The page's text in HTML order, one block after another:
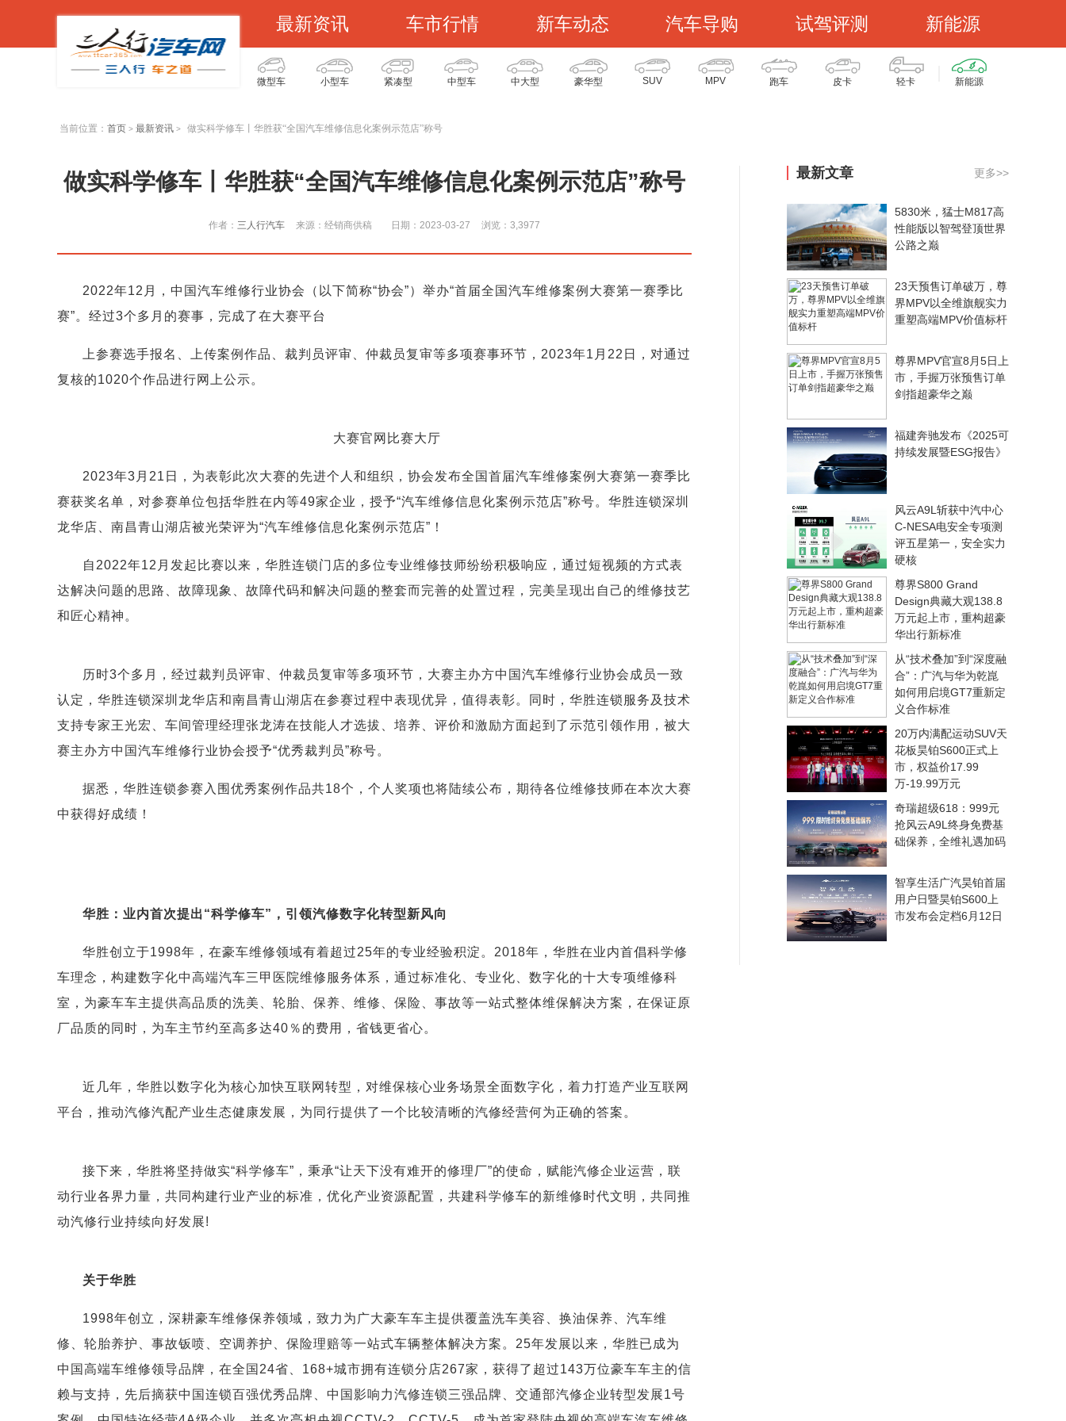
最新资讯 车市行情 新车动态 汽车导购 试驾评测 新能源
微型车 小型车 紧凑型 中型车 中大型 豪华型 SUV MPV 跑车 皮卡 轻卡 新能源
当前位置： 首页 > 最新资讯 > 做实科学修车丨华胜获“全国汽车维修信息化案例示范店”称号
做实科学修车丨华胜获“全国汽车维修信息化案例示范店”称号
作者： 三人行汽车 来源：经销商供稿 日期：2023-03-27 浏览：3,3977
2022年12月，中国汽车维修行业协会（以下简称“协会”）举办“首届全国汽车维修案例大赛第一赛季比
赛”。经过3个多月的赛事，完成了在大赛平台
上参赛选手报名、上传案例作品、裁判员评审、仲裁员复审等多项赛事环节，2023年1月22日，对通过
复核的1020个作品进行网上公示。
大赛官网比赛大厅
2023年3月21日，为表彰此次大赛的先进个人和组织，协会发布全国首届汽车维修案例大赛第一赛季比
赛获奖名单，对参赛单位包括华胜在内等49家企业，授予“汽车维修信息化案例示范店”称号。华胜连锁深圳
龙华店、南昌青山湖店被光荣评为“汽车维修信息化案例示范店”！
自2022年12月发起比赛以来，华胜连锁门店的多位专业维修技师纷纷积极响应，通过短视频的方式表
达解决问题的思路、故障现象、故障代码和解决问题的整套而完善的处置过程，完美呈现出自己的维修技艺
和匠心精神。
历时3个多月，经过裁判员评审、仲裁员复审等多项环节，大赛主办方中国汽车维修行业协会成员一致
认定，华胜连锁深圳龙华店和南昌青山湖店在参赛过程中表现优异，值得表彰。同时，华胜连锁服务及技术
支持专家王光宏、车间管理经理张龙涛在技能人才选拔、培养、评价和激励方面起到了示范引领作用，被大
赛主办方中国汽车维修行业协会授予“优秀裁判员”称号。
据悉，华胜连锁参赛入围优秀案例作品共18个，个人奖项也将陆续公布，期待各位维修技师在本次大赛
中获得好成绩！
华胜：业内首次提出“科学修车”，引领汽修数字化转型新风向
华胜创立于1998年，在豪车维修领域有着超过25年的专业经验积淀。2018年，华胜在业内首倡科学修
车理念，构建数字化中高端汽车三甲医院维修服务体系，通过标准化、专业化、数字化的十大专项维修科
室，为豪车车主提供高品质的洗美、轮胎、保养、维修、保险、事故等一站式整体维保解决方案，在保证原
厂品质的同时，为车主节约至高多达40％的费用，省钱更省心。
近几年，华胜以数字化为核心加快互联网转型，对维保核心业务场景全面数字化，着力打造产业互联网
平台，推动汽修汽配产业生态健康发展，为同行提供了一个比较清晰的汽修经营何为正确的答案。
接下来，华胜将坚持做实“科学修车”，秉承“让天下没有难开的修理厂”的使命，赋能汽修企业运营，联
动行业各界力量，共同构建行业产业的标准，优化产业资源配置，共建科学修车的新维修时代文明，共同推
动汽修行业持续向好发展!
关于华胜
1998年创立，深耕豪车维修保养领域，致力为广大豪车车主提供覆盖洗车美容、换油保养、汽车维
修、轮胎养护、事故钣喷、空调养护、保险理赔等一站式车辆整体解决方案。25年发展以来，华胜已成为
中国高端车维修领导品牌，在全国24省、168+城市拥有连锁分店267家，获得了超过143万位豪车车主的信
赖与支持，先后摘获中国连锁百强优秀品牌、中国影响力汽修连锁三强品牌、交通部汽修企业转型发展1号
最新文章 更多>>
5830米，猛士M817高
性能版以智驾登顶世界
公路之巅
23天预售订单破万，尊
界MPV以全维旗舰实力
重塑高端MPV价值标杆
尊界MPV官宣8月5日上
市，手握万张预售订单
剑指超豪华之巅
福建奔驰发布《2025可
持续发展暨ESG报告》
风云A9L斩获中汽中心
C-NESA电安全专项测
评五星第一，安全实力
硬核
尊界S800 Grand
Design典藏大观138.8
万元起上市，重构超豪
华出行新标准
从“技术叠加”到“深度融
合”：广汽与华为乾崑
如何用启境GT7重新定
义合作标准
20万内满配运动SUV天
花板昊铂S600正式上
市，权益价17.99
万-19.99万元
奇瑞超级618：999元
抢风云A9L终身免费基
础保养，全维礼遇加码
智享生活广汽昊铂首届
用户日暨昊铂S600上
市发布会定档6月12日